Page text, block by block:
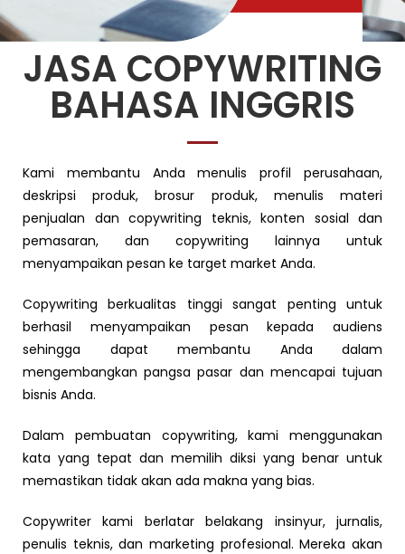
JASA COPYWRITING
BAHASA INGGRIS
Kami membantu Anda menulis profil perusahaan,
deskripsi produk, brosur produk, menulis materi
penjualan dan copywriting teknis, konten sosial dan
pemasaran, dan copywriting lainnya untuk
menyampaikan pesan ke target market Anda.
Copywriting berkualitas tinggi sangat penting untuk
berhasil menyampaikan pesan kepada audiens
sehingga dapat membantu Anda dalam
mengembangkan pangsa pasar dan mencapai tujuan
bisnis Anda.
Dalam pembuatan copywriting, kami menggunakan
kata yang tepat dan memilih diksi yang benar untuk
memastikan tidak akan ada makna yang bias.
Copywriter kami berlatar belakang insinyur, jurnalis,
penulis teknis, dan marketing profesional. Mereka akan